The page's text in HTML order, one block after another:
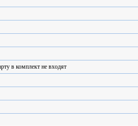
в комплект не входят